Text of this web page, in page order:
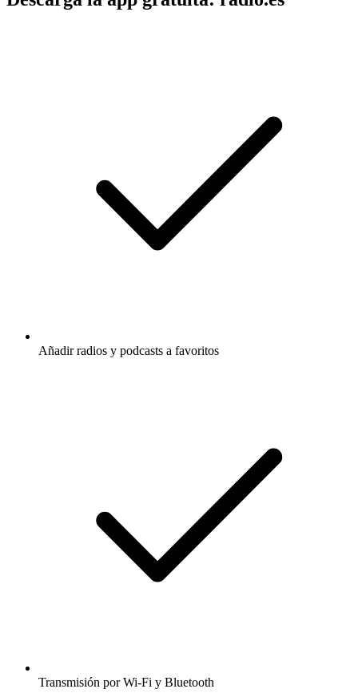
Añadir radios y podcasts a favoritos
Transmisión por Wi-Fi y Bluetooth